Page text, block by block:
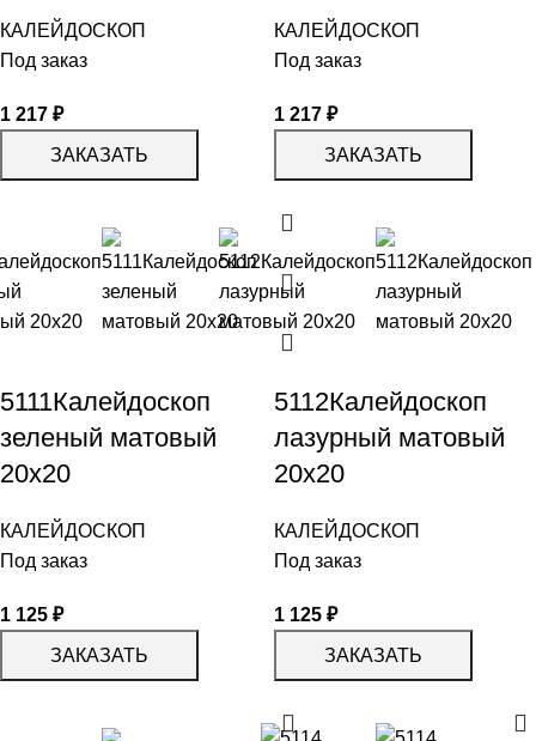
КАЛЕЙДОСКОП
Под заказ
1 217 ₽
ЗАКАЗАТЬ
КАЛЕЙДОСКОП
Под заказ
1 217 ₽
ЗАКАЗАТЬ
5111Калейдоскоп
зеленый матовый
20х20
КАЛЕЙДОСКОП
Под заказ
1 125 ₽
ЗАКАЗАТЬ
5112Калейдоскоп
лазурный матовый
20х20
КАЛЕЙДОСКОП
Под заказ
1 125 ₽
ЗАКАЗАТЬ